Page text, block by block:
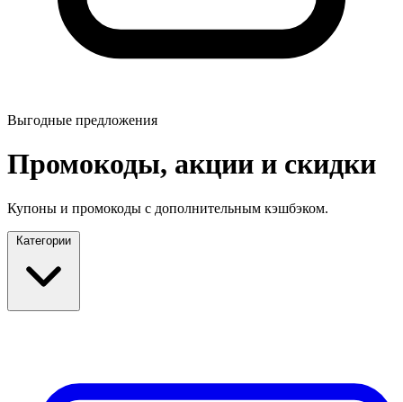
Выгодные предложения
Промокоды, акции и скидки
Купоны и промокоды с дополнительным кэшбэком.
Категории